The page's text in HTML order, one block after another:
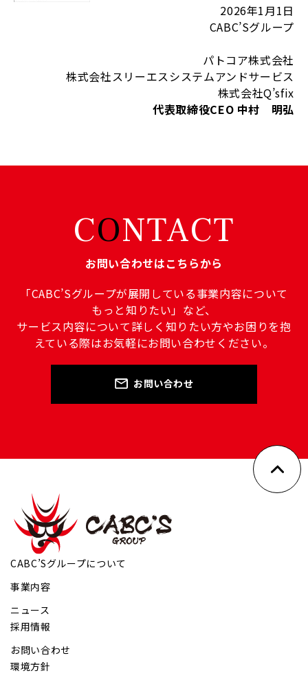
2026年1月1日
CABC’Sグループ
パトコア株式会社
株式会社スリーエスシステムアンドサービス
株式会社Q’sfix
代表取締役CEO 中村 明弘
CONTACT
お問い合わせはこちらから
「CABC’Sグループが展開している事業内容について
もっと知りたい」など、
サービス内容について詳しく知りたい方やお困りを抱
えている際はお気軽にお問い合わせください。
お問い合わせ
CABC’Sグループについて
事業内容
ニュース
採用情報
お問い合わせ
環境方針